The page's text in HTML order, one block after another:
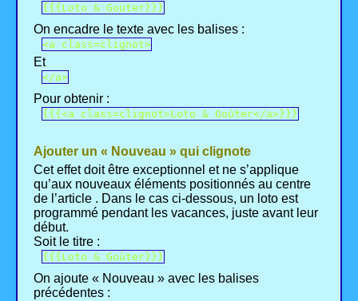
{{{Loto & Goûter}}}
On encadre le texte avec les balises :
<a class=clignot>
Et
</a>
Pour obtenir :
{{{<a class=clignot>Loto & Goûter</a>}}}
Ajouter un « Nouveau » qui clignote
Cet effet doit être exceptionnel et ne s’applique
qu’aux nouveaux éléments positionnés au centre
de l’article . Dans le cas ci-dessous, un loto est
programmé pendant les vacances, juste avant leur
début.
Soit le titre :
{{{Loto & Goûter}}}
On ajoute « Nouveau » avec les balises
précédentes :